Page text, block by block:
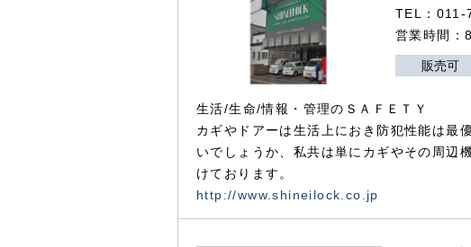
TEL：
営業時間：
販売可
生活/生命/情報・管理のＳＡＦＥＴＹ
カギやドアーは生活上におき防犯性能は最
いでしょうか、私共は単にカギやその周辺
けております。
http://www.shineilock.co.jp